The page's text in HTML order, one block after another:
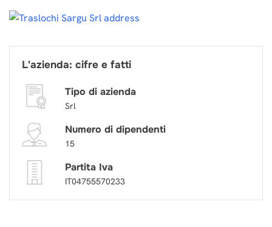
L'azienda: cifre e fatti
Tipo di azienda
Srl
Numero di dipendenti
15
Partita Iva
IT04755570233